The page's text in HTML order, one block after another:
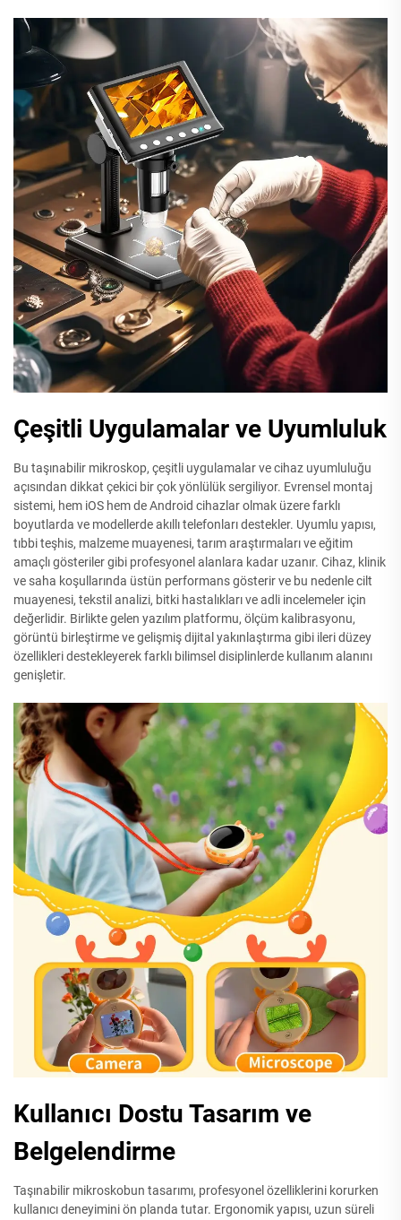
Çeşitli Uygulamalar ve Uyumluluk
Bu taşınabilir mikroskop, çeşitli uygulamalar ve cihaz uyumluluğu
açısından dikkat çekici bir çok yönlülük sergiliyor. Evrensel montaj
sistemi, hem iOS hem de Android cihazlar olmak üzere farklı
boyutlarda ve modellerde akıllı telefonları destekler. Uyumlu yapısı,
tıbbi teşhis, malzeme muayenesi, tarım araştırmaları ve eğitim
amaçlı gösteriler gibi profesyonel alanlara kadar uzanır. Cihaz, klinik
ve saha koşullarında üstün performans gösterir ve bu nedenle cilt
muayenesi, tekstil analizi, bitki hastalıkları ve adli incelemeler için
değerlidir. Birlikte gelen yazılım platformu, ölçüm kalibrasyonu,
görüntü birleştirme ve gelişmiş dijital yakınlaştırma gibi ileri düzey
özellikleri destekleyerek farklı bilimsel disiplinlerde kullanım alanını
genişletir.
Kullanıcı Dostu Tasarım ve
Belgelendirme
Taşınabilir mikroskobun tasarımı, profesyonel özelliklerini korurken
kullanıcı deneyimini ön planda tutar. Ergonomik yapısı, uzun süreli